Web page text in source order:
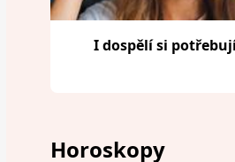
I dospělí si
Horoskopy